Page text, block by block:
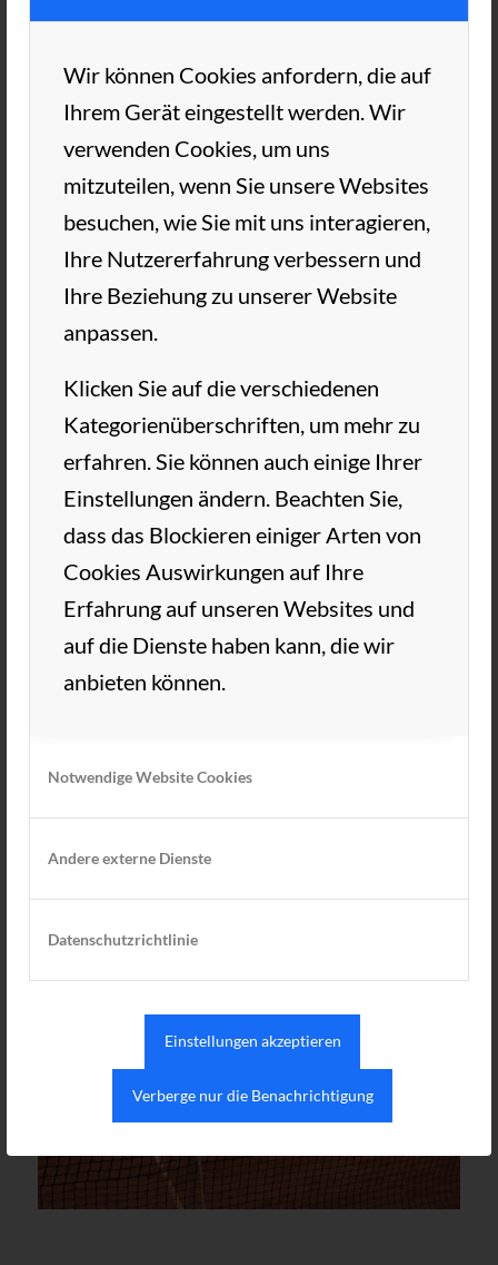
Wir können Cookies anfordern, die auf
Ihrem Gerät eingestellt werden. Wir
verwenden Cookies, um uns
mitzuteilen, wenn Sie unsere Websites
besuchen, wie Sie mit uns interagieren,
Ihre Nutzererfahrung verbessern und
Ihre Beziehung zu unserer Website
anpassen.
Klicken Sie auf die verschiedenen
Kategorienüberschriften, um mehr zu
erfahren. Sie können auch einige Ihrer
Einstellungen ändern. Beachten Sie,
dass das Blockieren einiger Arten von
Cookies Auswirkungen auf Ihre
Erfahrung auf unseren Websites und
auf die Dienste haben kann, die wir
anbieten können.
Notwendige Website Cookies
Andere externe Dienste
Datenschutzrichtlinie
Einstellungen akzeptieren
Verberge nur die Benachrichtigung
Es ging nicht nur ums Tennis spielen…
In den ersten zwei Ferienwochen fanden
unter Einhaltung der AHA-Regeln wieder
unsere beliebten Sommerferien-
Tenniscamps für die Jugend statt. Unter der
Leitung unseres Cheftrainers Bernhard
Lasogga und mit Unterstützung unseres
beliebten KODIFIT-Trainers Mika Lasogga
kam die Jugend ganz schön ins Schwitzen.